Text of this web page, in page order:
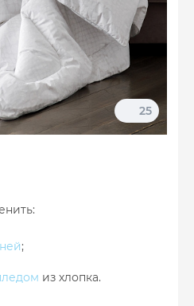
25
;
из хлопка.